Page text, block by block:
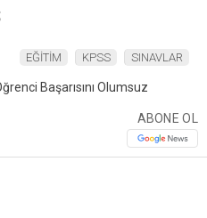
EĞİTİM KPSS SINAVLAR
ABONE OL